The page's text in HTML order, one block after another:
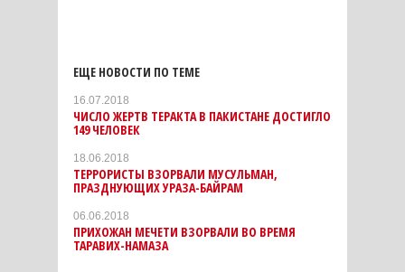
ЕЩЕ НОВОСТИ ПО ТЕМЕ
16.07.2018
ЧИСЛО ЖЕРТВ ТЕРАКТА В ПАКИСТАНЕ ДОСТИГЛО
149 ЧЕЛОВЕК
18.06.2018
ТЕРРОРИСТЫ ВЗОРВАЛИ МУСУЛЬМАН,
ПРАЗДНУЮЩИХ УРАЗА-БАЙРАМ
06.06.2018
ПРИХОЖАН МЕЧЕТИ ВЗОРВАЛИ ВО ВРЕМЯ
ТАРАВИХ-НАМАЗА